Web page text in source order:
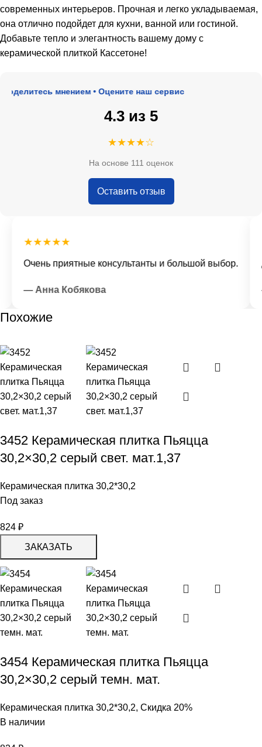
современных интерьеров. Прочная и легко укладываемая,
она отлично подойдет для кухни, ванной или гостиной.
Добавьте тепло и элегантность вашему дому с
керамической плиткой Кассетоне!
мнением • Оцените наш сервис
4.3 из 5
★★★★☆
На основе 111 оценок
Оставить отзыв
★★★★★
Очень приятные консультанты и большой выбор.
— Анна Кобякова
Похожие
3452 Керамическая плитка Пьяцца
30,2×30,2 серый свет. мат.1,37
Керамическая плитка 30,2*30,2
Под заказ
824 ₽
ЗАКАЗАТЬ
3454 Керамическая плитка Пьяцца
30,2×30,2 серый темн. мат.
Керамическая плитка 30,2*30,2, Скидка 20%
В наличии